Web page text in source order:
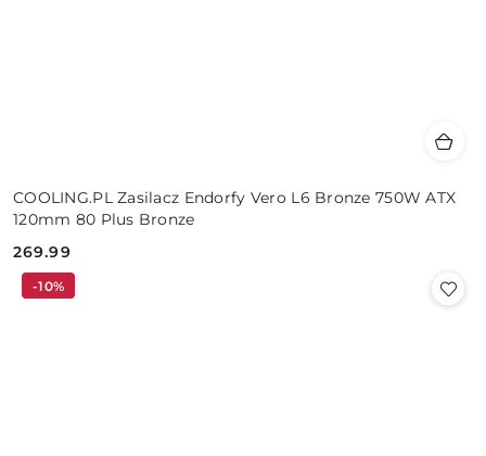
COOLING.PL Zasilacz Endorfy Vero L6 Bronze 750W ATX
120mm 80 Plus Bronze
Cena:
269.99
-10%